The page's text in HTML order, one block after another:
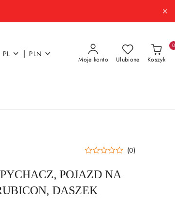
PL | PLN
Moje konto Ulubione Koszyk
0
(0)
POJAZD NA
DASZEK